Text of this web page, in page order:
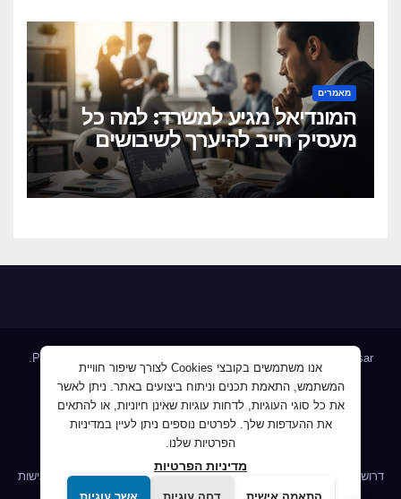
מאמרים
המונדיאל מגיע למשרד: למה כל
מעסיק חייב להיערך לשיבושים
הקרובים
Proudly powered by WordPress Themeansar
HomeAllJobs – אלפי מעסיקים ומועמדים Blog
JobMaster דרושים ומחפשי עבודה Jobnet אתר מודעות הדרושים
אודותג'וב קרוב – לעבוד קרוב לבית
דרושים IL לשעבר פורטל דרושים הומלס דרושים, חיפוש עבודההצהרת נגישות
אנו משתמשים בקובצי Cookies לצורך שיפור חוויית
המשתמש, התאמת תכנים וניתוח ביצועים באתר. ניתן לאשר
את כל סוגי העוגיות, לדחות עוגיות שאינן חיוניות, או להתאים
את ההעדפות שלך. לפרטים נוספים ניתן לעיין במדיניות
הפרטיות שלנו.
מדיניות הפרטיות